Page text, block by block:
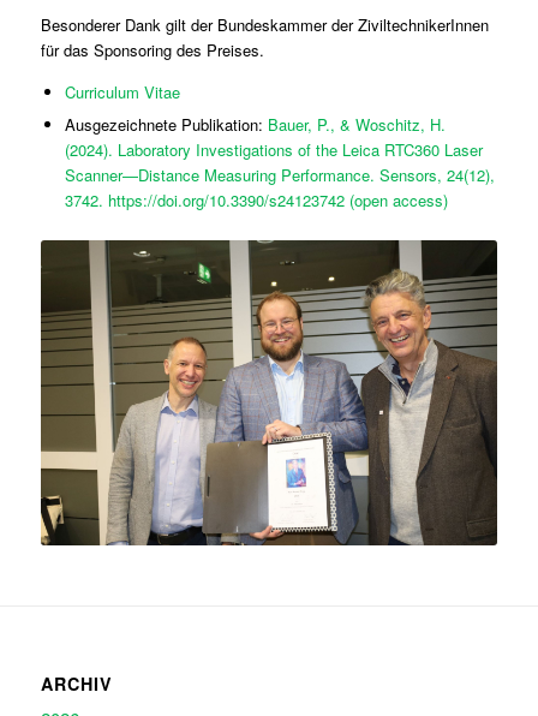
Besonderer Dank gilt der Bundeskammer der ZiviltechnikerInnen
für das Sponsoring des Preises.
Curriculum Vitae
Ausgezeichnete Publikation: Bauer, P., & Woschitz, H.
(2024). Laboratory Investigations of the Leica RTC360 Laser
Scanner—Distance Measuring Performance. Sensors, 24(12),
3742. https://doi.org/10.3390/s24123742 (open access)
ARCHIV